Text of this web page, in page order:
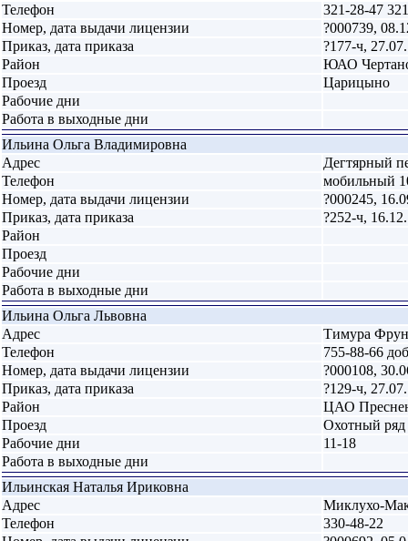
Телефон
321-28-47
Номер, дата выдачи лицензии
?000739,
Приказ, дата приказа
?177-ч,
Район
ЮАО
Проезд
Царицыно
Рабочие дни
Работа в выходные дни
Ильина Ольга Владимировна
Адрес
Дегтярный
Телефон
мобильный
Номер, дата выдачи лицензии
?000245,
Приказ, дата приказа
?252-ч,
Район
Проезд
Рабочие дни
Работа в выходные дни
Ильина Ольга Львовна
Адрес
Тимура
Телефон
755-88-66
Номер, дата выдачи лицензии
?000108,
Приказ, дата приказа
?129-ч,
Район
ЦАО
Проезд
Охотный ряд
Рабочие дни
11-18
Работа в выходные дни
Ильинская Наталья Ириковна
Адрес
Миклухо-
Телефон
330-48-22